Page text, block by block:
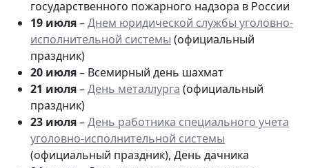
государственного пожарного надзора в России
19 июля–Днем юридической службы уголовно-
исполнительной системы (официальный
праздник)
20 июля– Всемирный день шахмат
21 июля–День металлурга (официальный
праздник)
23 июля–День работника специального учета
уголовно-исполнительной системы
(официальный праздник), День дачника